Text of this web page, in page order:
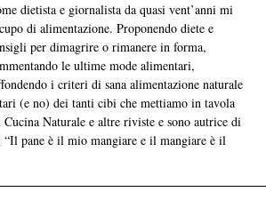
dietista e giornalista da quasi vent’anni mi
di alimentazione. Proponendo diete e
per dimagrire o rimanere in forma,
le ultime mode alimentari,
i criteri di sana alimentazione naturale
(e no) dei tanti cibi che mettiamo in tavola
Naturale e altre riviste e sono autrice di
pane è il mio mangiare e il mangiare è il